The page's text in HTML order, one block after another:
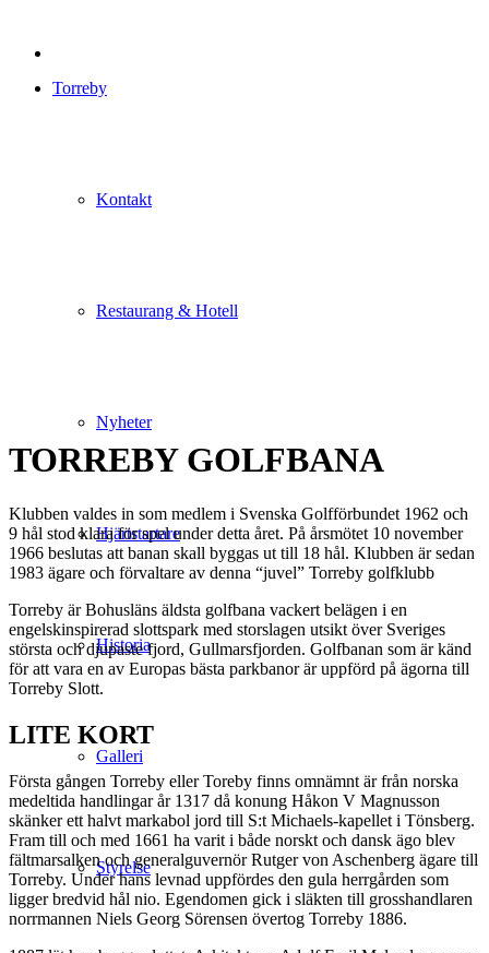
Torreby
Kontakt
Restaurang & Hotell
Nyheter
Hjärtstartare
Historia
Galleri
Styrelse
TORREBY GOLFBANA
Klubben valdes in som medlem i Svenska Golfförbundet 1962 och
9 hål stod klara för spel under detta året. På årsmötet 10 november
1966 beslutas att banan skall byggas ut till 18 hål. Klubben är sedan
1983 ägare och förvaltare av denna “juvel” Torreby golfklubb
Torreby är Bohusläns äldsta golfbana vackert belägen i en
engelskinspirerad slottspark med storslagen utsikt över Sveriges
största och djupaste fjord, Gullmarsfjorden. Golfbanan som är känd
för att vara en av Europas bästa parkbanor är uppförd på ägorna till
Torreby Slott.
LITE KORT
Första gången Torreby eller Toreby finns omnämnt är från norska
medeltida handlingar år 1317 då konung Håkon V Magnusson
skänker ett halvt markabol jord till S:t Michaels-kapellet i Tönsberg.
Fram till och med 1661 ha varit i både norskt och dansk ägo blev
fältmarsalken och generalguvernör Rutger von Aschenberg ägare till
Torreby. Under hans levnad uppfördes den gula herrgården som
ligger bredvid hål nio. Egendomen gick i släkten till grosshandlaren
norrmannen Niels Georg Sörensen övertog Torreby 1886.